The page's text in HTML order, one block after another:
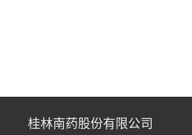
桂林南药股份有限公司